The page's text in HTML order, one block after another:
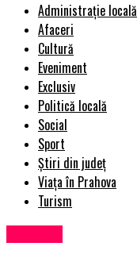
Administrație locală
Afaceri
Cultură
Eveniment
Exclusiv
Politică locală
Social
Sport
Știri din județ
Viața în Prahova
Turism